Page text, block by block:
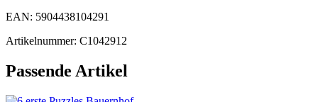
EAN: 5904438104291
Artikelnummer: C1042912
Passende Artikel